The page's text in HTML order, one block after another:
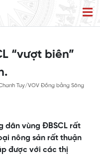
“vượt biên”
Tuy/VOV Đồng bằng Sông
dân vùng ĐBSCL rất
nông sản rất thuận
được với các thị